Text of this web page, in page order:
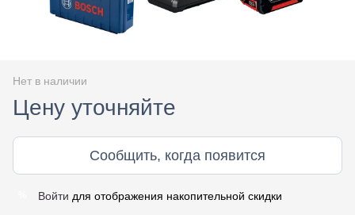
Нет в наличии
Цену уточняйте
Сообщить, когда появится
Войти для отображения накопительной скидки